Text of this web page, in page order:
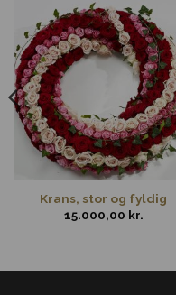
Krans, stor og fyldig
15.000,00 kr.